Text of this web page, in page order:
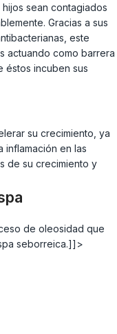
sean contagiados
Gracias a sus
este
actuando como barrera
éstos incuben sus
su crecimiento, ya
inflamación en las
de su crecimiento y
de oleosidad que
seborreica.]]>